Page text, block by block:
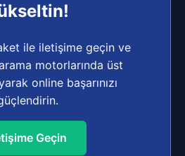
ile iletişime geçin ve
motorlarında üst
online başarınızı
Geçin